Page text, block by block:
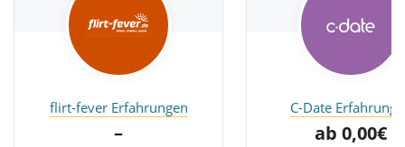
flirt-fever Erfahrungen
–
C-Date
ab 0,00€